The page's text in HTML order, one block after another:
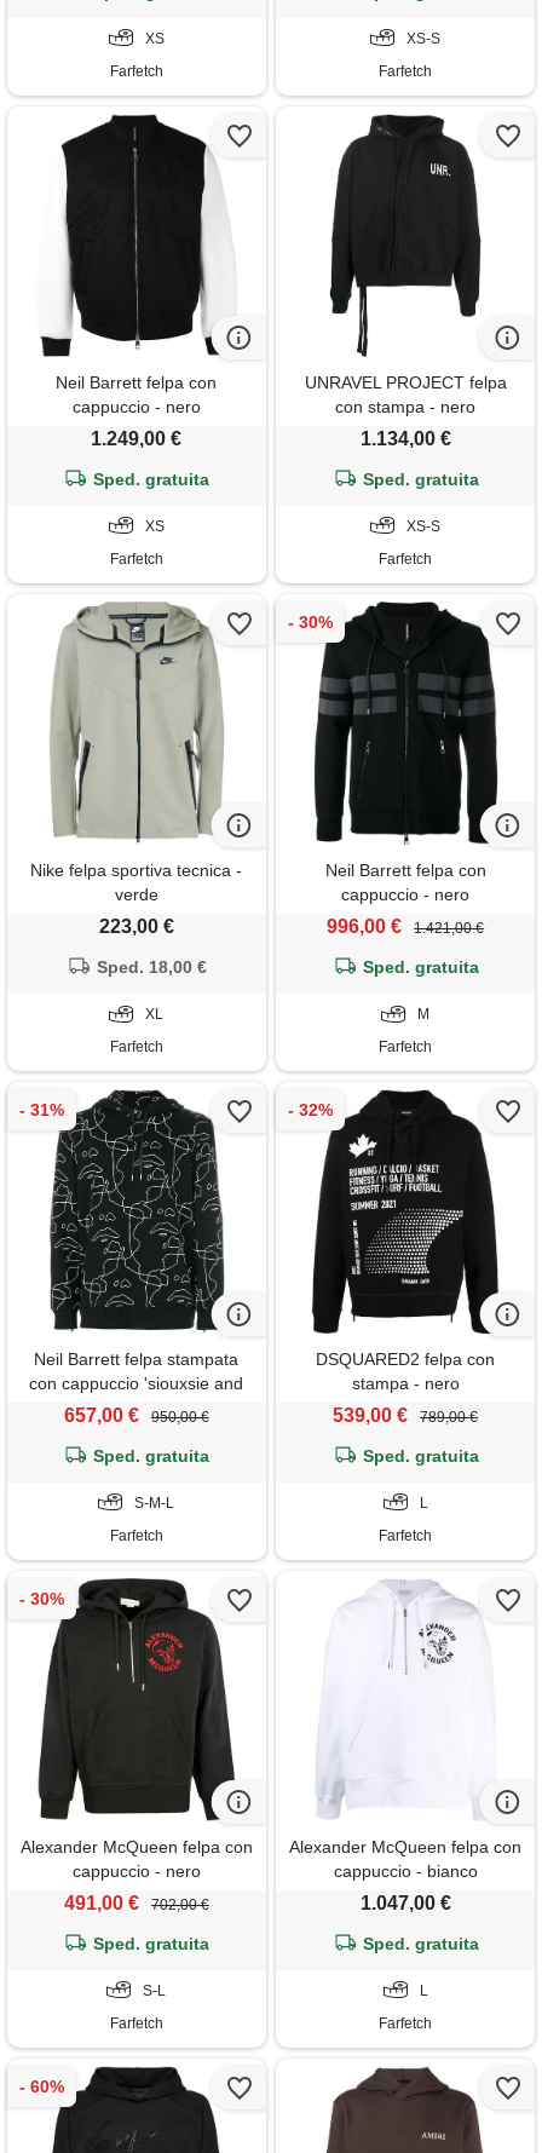
XS
Farfetch
XS-S
Farfetch
Neil Barrett felpa con
cappuccio - nero
1.249,00 €
Sped. gratuita
XS
Farfetch
UNRAVEL PROJECT felpa
con stampa - nero
1.134,00 €
Sped. gratuita
XS-S
Farfetch
Nike felpa sportiva tecnica -
verde
223,00 €
Sped. 18,00 €
XL
Farfetch
Neil Barrett felpa con
cappuccio - nero
996,00 € 1.421,00 €
Sped. gratuita
M
Farfetch
Neil Barrett felpa stampata
con cappuccio 'siouxsie and
the banshees' - nero
657,00 € 950,00 €
Sped. gratuita
S-M-L
Farfetch
DSQUARED2 felpa con
stampa - nero
539,00 € 789,00 €
Sped. gratuita
L
Farfetch
Alexander McQueen felpa con
cappuccio - nero
491,00 € 702,00 €
Sped. gratuita
S-L
Farfetch
Alexander McQueen felpa con
cappuccio - bianco
1.047,00 €
Sped. gratuita
L
Farfetch